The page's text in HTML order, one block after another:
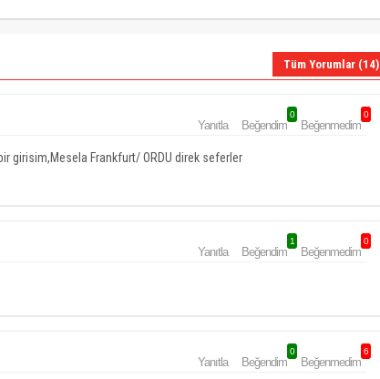
Tüm Yorumlar (14)
Yanıtla Beğendim
0
Beğenmedim
0
girisim,Mesela Frankfurt/ ORDU direk seferler
Yanıtla Beğendim
1
Beğenmedim
0
Yanıtla Beğendim
0
Beğenmedim
6